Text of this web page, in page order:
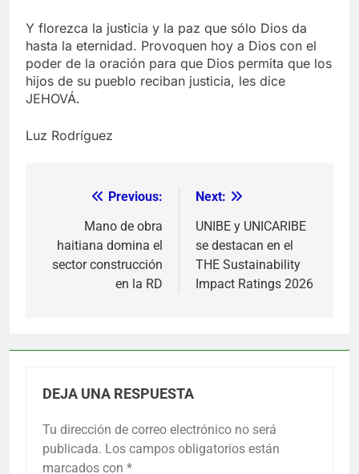
Y florezca la justicia y la paz que sólo Dios da
hasta la eternidad. Provoquen hoy a Dios con el
poder de la oración para que Dios permita que los
hijos de su pueblo reciban justicia, les dice
JEHOVÁ.
Luz Rodríguez
Navegación
entradas
Previous:
Mano de obra
haitiana domina el
sector construcción
en la RD
Next:
UNIBE y UNICARIBE
se destacan en el
THE Sustainability
Impact Ratings 2026
DEJA UNA RESPUESTA
Tu dirección de correo electrónico no será
publicada. Los campos obligatorios están
marcados con *